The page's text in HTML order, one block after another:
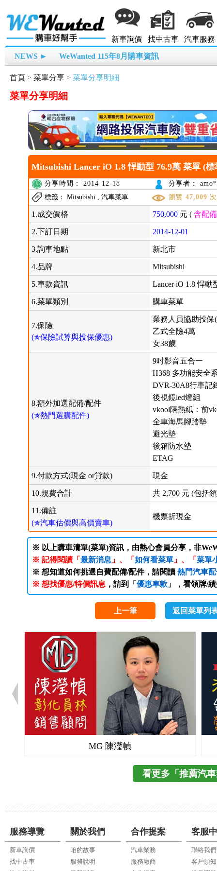
新車詢價 找中古車 汽車服務
NEWS ► WeWanted 115年8月購車資訊
首頁 > 菜單分享 > 菜單分享明細
菜單分享明細
Mitsubishi Lancer iO 1.8 悍動型 76.9萬 菜單 (標
分享時間： 2014-12-18
分享者：
標籤： Mitsubishi , 汽車菜單
瀏覽 47,009 次
1.成交價格 750,000 元 (含配備
2.下訂日期 2014-12-01
3.詢車地點 新北市
4.品牌 Mitsubishi
5.車款資訊 Lancer iO 1.8 悍動
6.菜單類別 購車菜單
7.保險
(✯保險試算與投保優惠)
業務人員協助投保
乙式全險4萬
女38歲
8.額外加選配備/配件
(✯熱門選購配件)
9吋影音五合一
H368 多功能安全
DVR-30A8行車記
後視鏡led燈組
vkool隔熱紙：前
全車海馬腳踏墊
避光墊
後箱防水墊
ETAG
9.付款方式(現金 or貸款) 現金
10.規費合計 共 2,700 元 (包括
11.備註
(✯汽車估價與高價賣車)
機票折現金
※ 以上購車清單(菜單)資訊，由熱心會員分享，非
※ 記得閱讀「 最新消息 」、「 如何看菜單」、「 菜單
※ 想知道如何挑選自費配備/配件，請閱讀 熱門汽車
※ 想找優惠/特價訊息 ，請到「 優惠車款」，看領牌/
上一筆 返回菜單列
MG 陳瀅幀
看更多「推薦汽
服務導覽
新車詢價
找中古車
關於我們
咱的故事
服務說明
合作提案
汽車業務
服務廠商
客服
聯絡我們
客戶須知